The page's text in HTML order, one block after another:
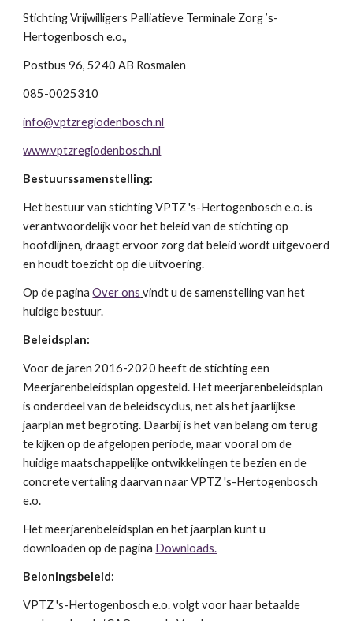
Stichting Vrijwilligers Palliatieve Terminale Zorg ’s-
Hertogenbosch e.o.,
Postbus 96, 5240 AB Rosmalen
085-0025310
info@vptzregiodenbosch.nl
www.vptzregiodenbosch.nl
Bestuurssamenstelling:
Het bestuur van stichting VPTZ 's-Hertogenbosch e.o. is
verantwoordelijk voor het beleid van de stichting op
hoofdlijnen, draagt ervoor zorg dat beleid wordt uitgevoerd
en houdt toezicht op die uitvoering.
Op de paginaOver ons vindt u de samenstelling van het
huidige bestuur.
Beleidsplan:
Voor de jaren 2016-2020 heeft de stichting een
Meerjarenbeleidsplan opgesteld. Het meerjarenbeleidsplan
is onderdeel van de beleidscyclus, net als het jaarlijkse
jaarplan met begroting. Daarbij is het van belang om terug
te kijken op de afgelopen periode, maar vooral om de
huidige maatschappelijke ontwikkelingen te bezien en de
concrete vertaling daarvan naar VPTZ 's-Hertogenbosch
e.o.
Het meerjarenbeleidsplan en het jaarplan kunt u
downloaden op de pagina Downloads.
Beloningsbeleid:
VPTZ 's-Hertogenbosch e.o. volgt voor haar betaalde